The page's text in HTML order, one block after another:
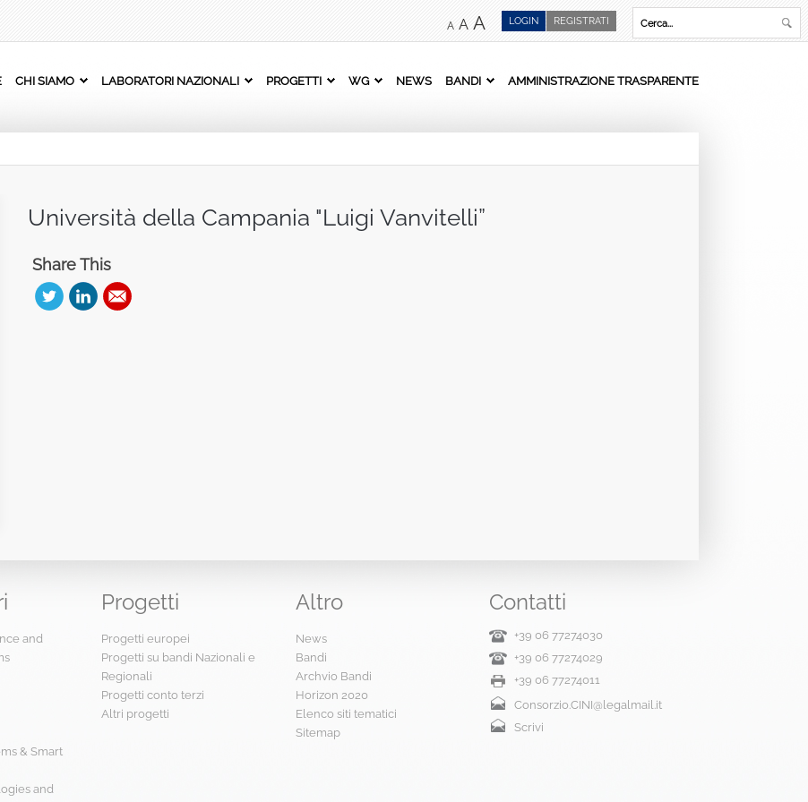
REGISTRATI
LOGIN
A A A
CHI SIAMO LABORATORI NAZIONALI PROGETTI WG NEWS BANDI AMMINISTRAZIONE TRASPARENTE
Università della Campania "Luigi Vanvitelli”
Share This
and
& Smart
and
Progetti
Progetti europei
Progetti su bandi Nazionali e
Regionali
Progetti conto terzi
Altri progetti
Altro
News
Bandi
Archvio Bandi
Horizon 2020
Elenco siti tematici
Sitemap
Contatti
+39 06 77274030
+39 06 77274029
+39 06 77274011
Consorzio.CINI@legalmail.it
Scrivi